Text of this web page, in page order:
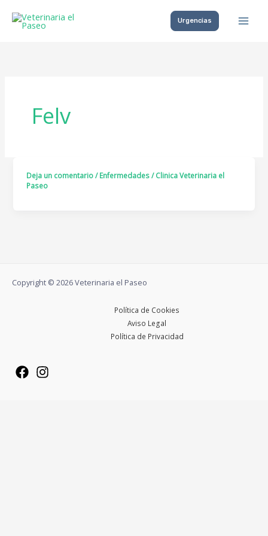
Urgencias
Felv
Deja un comentario /Enfermedades/Clinica Veterinaria el
Paseo
Copyright © 2026 Veterinaria el Paseo
Política de Cookies
Aviso Legal
Política de Privacidad